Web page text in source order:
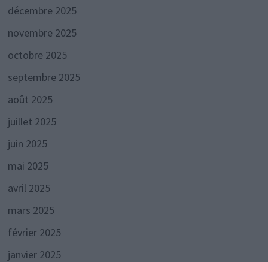
décembre 2025
novembre 2025
octobre 2025
septembre 2025
août 2025
juillet 2025
juin 2025
mai 2025
avril 2025
mars 2025
février 2025
janvier 2025